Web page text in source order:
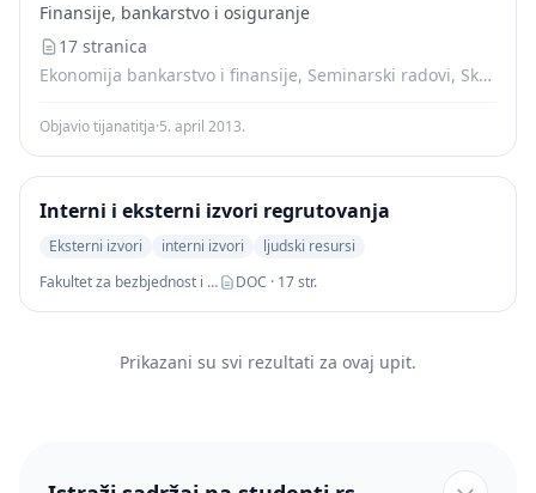
PREDUZEĆA - 2 SADRŽAJ:
Finansije, bankarstvo i osiguranje
17 stranica
Ekonomija bankarstvo i finansije, Seminarski radovi, Skripte
Objavio tijanatitja·5. april 2013.
Interni i eksterni izvori regrutovanja
Eksterni izvori interni izvori
ljudski resursi
Fakultet za bezbjednost i zaštitu
DOC · 17 str.
Prikazani su svi rezultati za ovaj upit.